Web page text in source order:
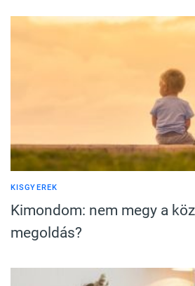
KISGYEREK
Kimondom: nem megy a
megoldás?